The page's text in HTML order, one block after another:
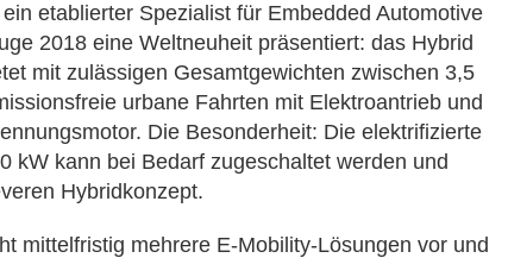
etablierter Spezialist für Embedded Automotive
2018 eine Weltneuheit präsentiert: das Hybrid
mit zulässigen Gesamtgewichten zwischen 3,5
urbane Fahrten mit Elektroantrieb und
Die Besonderheit: Die elektrifizierte
kW kann bei Bedarf zugeschaltet werden und
Hybridkonzept.
mittelfristig mehrere E-Mobility-Lösungen vor und